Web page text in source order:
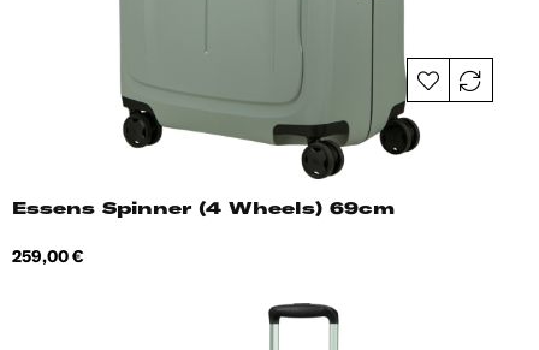
Essens Spinner (4 Wheels) 69cm
Hind
259,00 €